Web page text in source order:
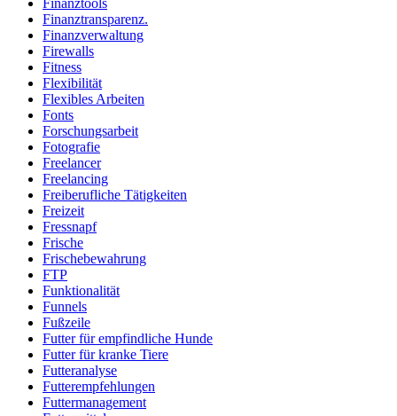
Finanztools
Finanztransparenz.
Finanzverwaltung
Firewalls
Fitness
Flexibilität
Flexibles Arbeiten
Fonts
Forschungsarbeit
Fotografie
Freelancer
Freelancing
Freiberufliche Tätigkeiten
Freizeit
Fressnapf
Frische
Frischebewahrung
FTP
Funktionalität
Funnels
Fußzeile
Futter für empfindliche Hunde
Futter für kranke Tiere
Futteranalyse
Futterempfehlungen
Futtermanagement